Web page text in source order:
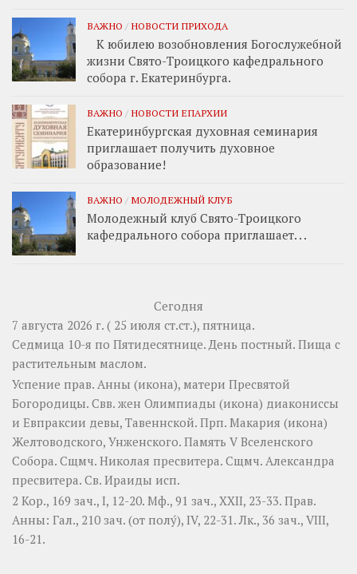
ВАЖНО / НОВОСТИ ПРИХОДА
К юбилею возобновления Богослужебной
жизни Свято-Троицкого кафедрального
собора г. Екатеринбурга.
ВАЖНО / НОВОСТИ ЕПАРХИИ
Екатеринбургская духовная семинария
приглашает получить духовное
образование!
ВАЖНО / МОЛОДЕЖНЫЙ КЛУБ
Молодежный клуб Свято-Троицкого
кафедрального собора приглашает. . .
Сегодня
7 августа 2026 г. ( 25 июля ст.ст.), пятница.
Седмица 10-я по Пятидесятнице. День постный. Пища с
растительным маслом.
Успение прав. Анны (икона), матери Пресвятой
Богородицы. Свв. жен Олимпиады (икона) диакониссы
и Евпраксии девы, Тавеннской. Прп. Макария (икона)
Желтоводского, Унженского. Память V Вселенского
Собора. Сщмч. Николая пресвитера. Сщмч. Александра
пресвитера. Св. Ираиды исп.
2 Кор., 169 зач., I, 12-20. Мф., 91 зач., XXII, 23-33. Прав.
Анны: Гал., 210 зач. (от полу́), IV, 22-31. Лк., 36 зач., VIII,
16-21.